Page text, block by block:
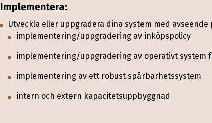
Handskrifter
Maskinskrivna texter samt ritningar av papper
kommer att utvärdera om det finns behov och
för Europaparlamentet och rådet om att utvidga
Implementera:
Utveckla eller uppgradera dina system med avseende
implementering/uppgradering av inköpspolicy
implementering/uppgradering av operativt system
implementering av ett robust spårbarhetssystem
intern och extern kapacitetsuppbyggnad